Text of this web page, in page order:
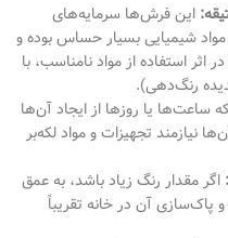
این فرش‌ها سرمایه‌های
شیمیایی بسیار حساس بوده و
استفاده از مواد نامناسب، با
رنگ‌دهی).
ساعت‌ها یا روزها از ایجاد آن‌ها
تجهیزات و مواد لکه‌بر
اگر مقدار رنگ زیاد باشد، به عمق
پاک‌سازی آن در خانه تقریباً